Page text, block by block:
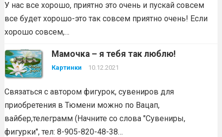
У нас все хорошо, приятно это очень и пускай совсем
все будет хорошо-это так совсем приятно очень! Если
хорошо совсем,…
Мамочка – я тебя так люблю!
Картинки 10.12.2021
Связаться с автором фигурок, сувениров для
приобретения в Тюмени можно по Вацап,
вайбер,телеграмм (Начните со слова "Сувениры,
фигурки", тел: 8-905-820-48-38…